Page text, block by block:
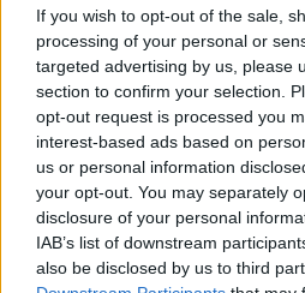
If you wish to opt-out of the sale,
processing of your personal or
targeted advertising by us, please
section to confirm your selection.
opt-out request is processed you
interest-based ads based on
us or personal information
your opt-out. You may separately
disclosure of your personal
IAB’s list of downstream
also be disclosed by us to third
ΚΥΚΛΑΔΕΣ, ΚΡΗΤΗ
Καιρός: Αραιές νεφώσεις
πιθανότητα τοπικών όμβρων
τις μεσημβρινές –
Ανεμοι: Νοτίων διευθύνσεων
στα θαλάσσια έως 6 μποφόρ.
Θερμοκρασία: Από 16 έως 24